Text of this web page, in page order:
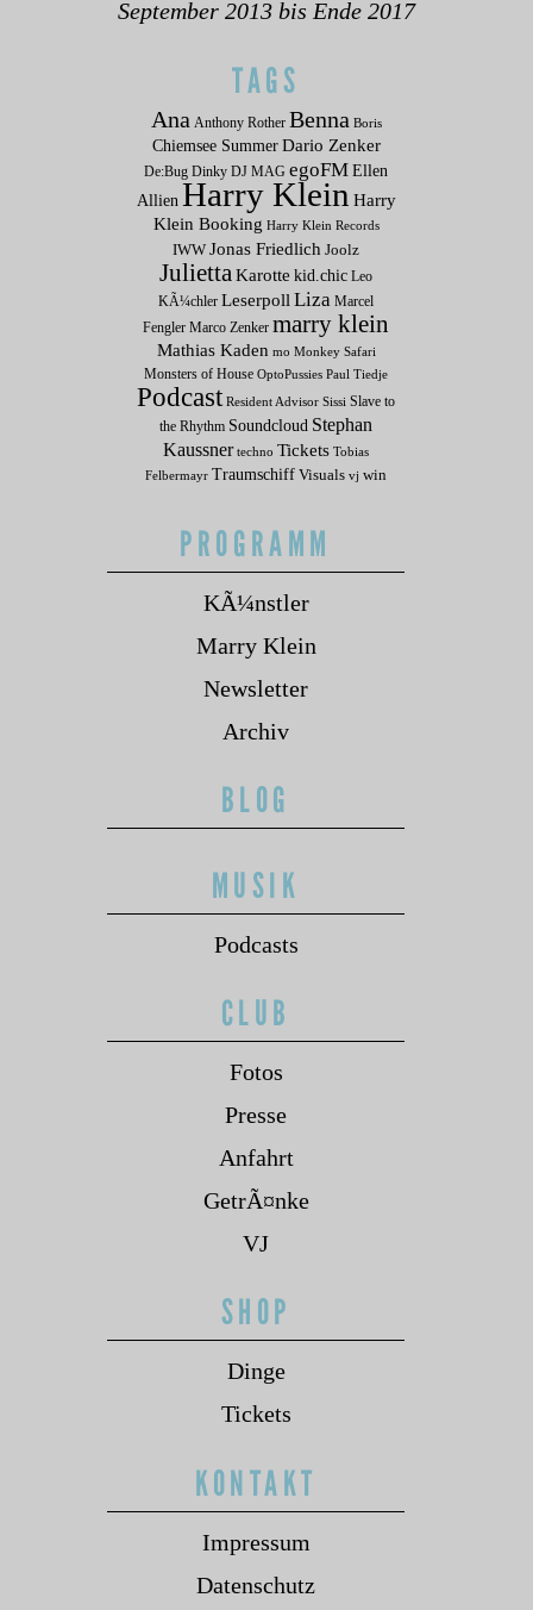
September 2013 bis Ende 2017
TAGS
Ana Anthony Rother Benna Boris
Chiemsee Summer Dario Zenker
De:Bug Dinky DJ MAG egoFM Ellen
AllienHarry Klein Harry
Klein Booking Harry Klein Records
IWW Jonas Friedlich Joolz
Julietta Karotte kid.chic Leo
KÃ¼chler Leserpoll Liza Marcel
Fengler Marco Zenker marry klein
Mathias Kaden mo Monkey Safari
Monsters of House OptoPussies Paul Tiedje
Podcast Resident Advisor Sissi Slave to
the Rhythm Soundcloud Stephan
Kaussner techno Tickets Tobias
Felbermayr Traumschiff Visuals vj win
PROGRAMM
KÃ¼nstler
Marry Klein
Newsletter
Archiv
BLOG
MUSIK
Podcasts
CLUB
Fotos
Presse
Anfahrt
GetrÃ¤nke
VJ
SHOP
Dinge
Tickets
KONTAKT
Impressum
Datenschutz